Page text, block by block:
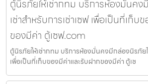
ตู้นิรภัยให้เช่ากทม บริการห้องมั่นคง
เช่าสำหรับการเช่าเซฟ เพื่อเป็นที่เก็บ
ของมีค่า ตู้เซฟ.com
ตู้นิรภัยให้เช่ากทม บริการห้องมั่นคงมีกล่องนิรภัยใ
เพื่อเป็นที่เก็บของมีค่าและรับฝากของมีค่า ตู้เซ